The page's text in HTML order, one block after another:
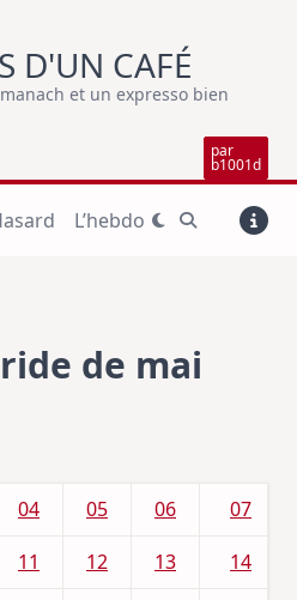
D'UN CAFÉ
et un expresso bien
par
b1001d
L’hebdo
de mai
04 05 06
07
11 12 13
14